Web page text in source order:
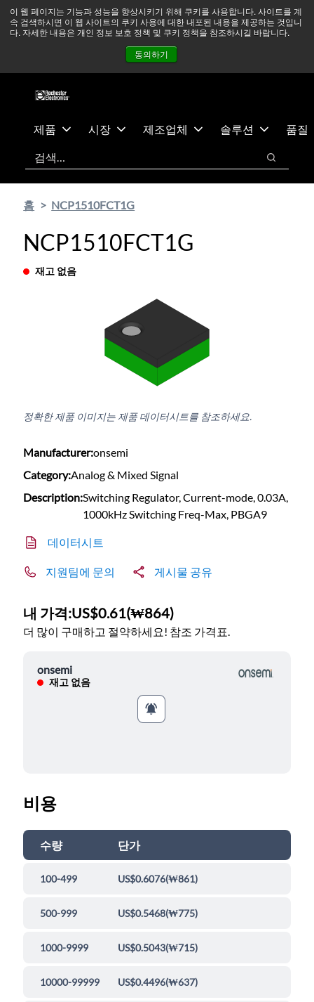
이 웹 페이지는 기능과 성능을 향상시키기 위해 쿠키를 사용합니다. 사이트를 계
속 검색하시면 이 웹 사이트의 쿠키 사용에 대한 내포된 내용을 제공하는 것입니
다. 자세한 내용은 개인 정보 보호 정책 및 쿠키 정책을 참조하시길 바랍니다.
동의하기
츠
건
중동 지역 상황을 지속적으로 주시하고 있으며, 모든 서비스는
정상적으로 운영되고 있습니다. 더 읽어보기 →
뉴스
문의하기
제품 시장 제조업체 솔루션
품질
검색
검색
홈 NCP1510FCT1G
NCP1510FCT1G
재고 없음
정확한 제품 이미지는 제품 데이터시트를 참조하세요.
Manufacturer:onsemi
Category:Analog & Mixed Signal
Description:Switching Regulator, Current-mode, 0.03A,
1000kHz Switching Freq-Max, PBGA9
데이터시트
지원팀에 문의 게시물 공유
내 가격:US$0.61(₩864)
더 많이 구매하고 절약하세요! 참조 가격표.
onsemi
재고 없음
비용
수량 단가
100-499 US$0.6076(₩861)
500-999 US$0.5468(₩775)
1000-9999 US$0.5043(₩715)
10000-99999 US$0.4496(₩637)